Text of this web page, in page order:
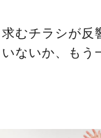
むチラシが反
ないか、もう